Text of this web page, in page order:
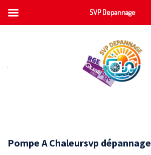
Pompe A Chaleursvp dépannage
SVP Depannage